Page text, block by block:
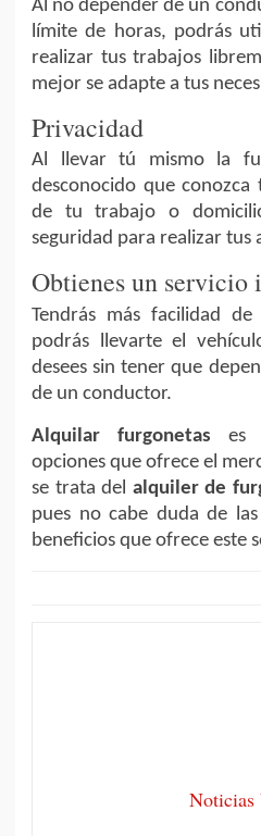
Al no depender de un
límite de horas, podrás
realizar tus trabajos
mejor se adapte a tus
Privacidad
Al llevar tú mismo la
desconocido que
de tu trabajo o
seguridad para realizar tus
Obtienes un servicio
Tendrás más facilidad
podrás llevarte el
desees sin tener que
de un conductor.
Alquilar furgonetas es
opciones que ofrece el
se trata del alquiler de
pues no cabe duda de
beneficios que ofrece este